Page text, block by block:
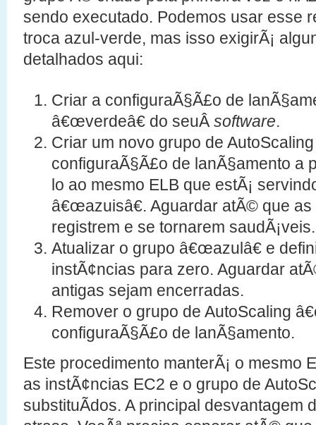
sendo executado. Podemos usar esse
troca azul-verde, mas isso exigirÃ¡
detalhados aqui:
Criar a configuraÃ§Ã£o de
â€œverdeâ€ do seuÂ software.
Criar um novo grupo de
configuraÃ§Ã£o de lanÃ§amento a
lo ao mesmo ELB que estÃ¡
â€œazuisâ€. Aguardar atÃ© que
registrem e se tornarem saudÃ¡veis.
Atualizar o grupo â€œazulâ€ e
instÃ¢ncias para zero. Aguardar
antigas sejam encerradas.
Remover o grupo de AutoScaling
configuraÃ§Ã£o de lanÃ§amento.
Este procedimento manterÃ¡ o mesmo
as instÃ¢ncias EC2 e o grupo de
substituÃ­dos. A principal desvantagem